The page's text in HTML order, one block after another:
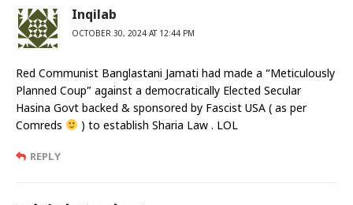
Inqilab
OCTOBER 30, 2024 AT 12:44 PM
Red Communist Banglastani Jamati had made a “Meticulously
Planned Coup” against a democratically Elected Secular
Hasina Govt backed & sponsored by Fascist USA ( as per
Comreds
) to establish Sharia Law . LOL
REPLY